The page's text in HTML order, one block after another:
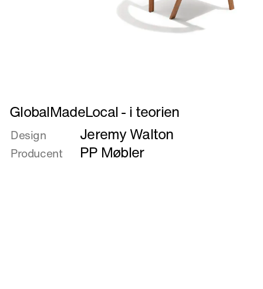
Læs
mere
om
GlobalMadeLocal
-
GlobalMadeLocal - i teorien
Design Jeremy Walton
Producent PP Møbler